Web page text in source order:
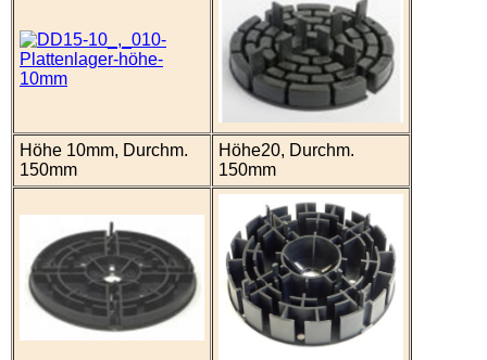
Höhe 10mm, Durchm.
150mm
Höhe20, Durchm.
150mm